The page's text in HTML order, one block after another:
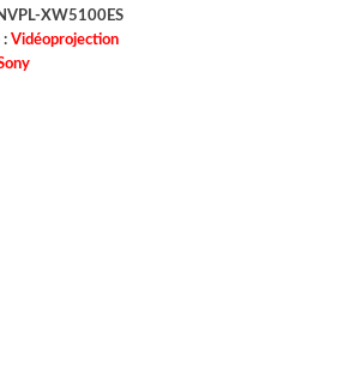
XW5100ES
:Vidéoprojection